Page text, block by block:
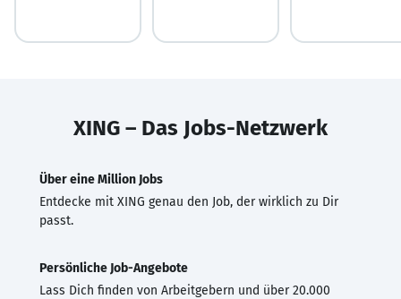
XING – Das Jobs-Netzwerk
Über eine Million Jobs
Entdecke mit XING genau den Job, der wirklich zu Dir
passt.
Persönliche Job-Angebote
Lass Dich finden von Arbeitgebern und über 20.000